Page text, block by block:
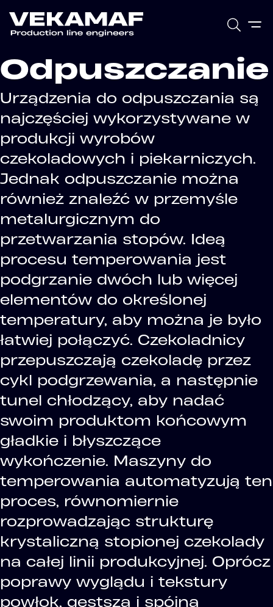
Odpuszczanie
Urządzenia do odpuszczania są
najczęściej wykorzystywane w
produkcji wyrobów
czekoladowych i piekarniczych.
Jednak odpuszczanie można
również znaleźć w przemyśle
metalurgicznym do
przetwarzania stopów. Ideą
procesu temperowania jest
podgrzanie dwóch lub więcej
elementów do określonej
temperatury, aby można je było
łatwiej połączyć. Czekoladnicy
przepuszczają czekoladę przez
cykl podgrzewania, a następnie
tunel chłodzący, aby nadać
swoim produktom końcowym
gładkie i błyszczące
wykończenie. Maszyny do
temperowania automatyzują ten
proces, równomiernie
rozprowadzając strukturę
krystaliczną stopionej czekolady
na całej linii produkcyjnej. Oprócz
poprawy wyglądu i tekstury
powłok, gęstsza i spójna